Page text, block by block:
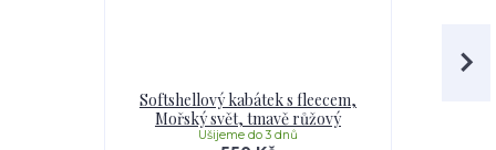
Softshellový kabátek s fleecem,
Mořský svět, tmavě růžový
Ušijeme do 3 dnů